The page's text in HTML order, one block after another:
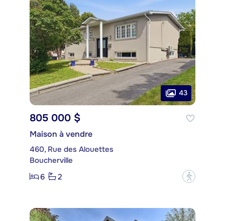
43
805 000 $
Maison à vendre
460, Rue des Alouettes
Boucherville
6
2 ?